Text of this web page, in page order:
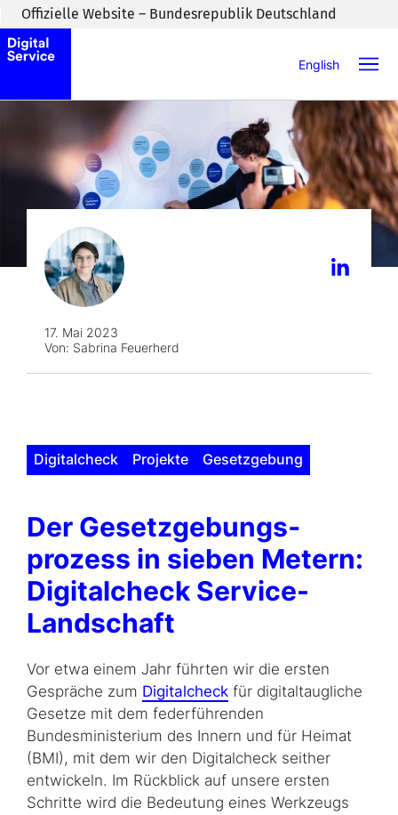
Zum Inhaltsbereich wechseln
Offizielle Website – Bundesrepublik Deutschland
English
17. Mai 2023
Von: Sabrina Feuerherd
Digitalcheck Projekte Gesetzgebung
Der Gesetz­gebungs­
prozess in sieben Metern:
Digitalcheck Service-
Landschaft
Vor etwa einem Jahr führten wir die ersten
Gespräche zum Digitalcheck für digitaltaugliche
Gesetze mit dem federführenden
Bundesministerium des Innern und für Heimat
(BMI), mit dem wir den Digitalcheck seither
entwickeln. Im Rückblick auf unsere ersten
Schritte wird die Bedeutung eines Werkzeugs